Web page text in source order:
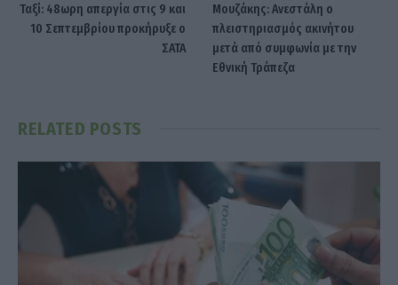
Ταξί: 48ωρη απεργία στις 9 και
10 Σεπτεμβρίου προκήρυξε ο
ΣΑΤΑ
Μουζάκης: Ανεστάλη ο
πλειστηριασμός ακινήτου
μετά από συμφωνία με την
Εθνική Τράπεζα
RELATED POSTS